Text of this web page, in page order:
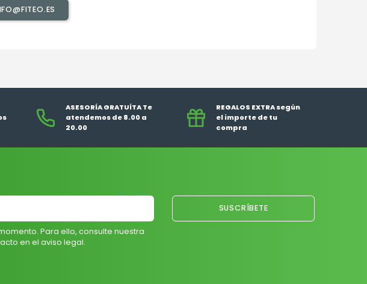
ASESORÍA GRATUÍTA Te
atendemos de 8.00 a
20.00
REGALOS EXTRA según
el importe de tu
compra
Para ello, consulte nuestra
en el aviso legal.